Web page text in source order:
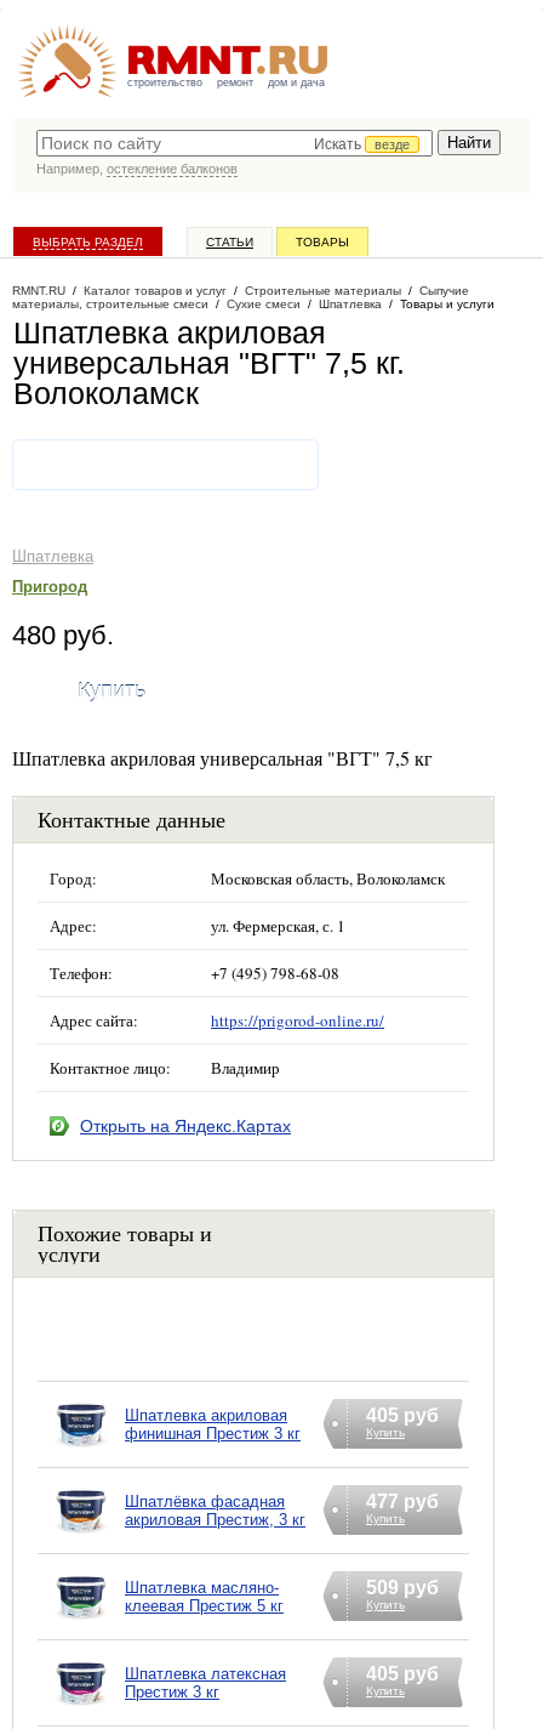
строительство ремонт дом и дача
Искать
везде
Например, остекление балконов
ВЫБРАТЬ РАЗДЕЛ СТАТЬИ ТОВАРЫ
RMNT.RU / Каталог товаров и услуг / Строительные материалы / Сыпучие
материалы, строительные смеси / Сухие смеси / Шпатлевка / Товары и услуги
Шпатлевка акриловая
универсальная "ВГТ" 7,5 кг.
Волоколамск
Шпатлевка
Пригород
480 руб.
Купить
Шпатлевка акриловая универсальная "ВГТ" 7,5 кг
Контактные данные
Город: Московская область, Волоколамск
Адрес: ул. Фермерская, с. 1
Телефон: +7 (495) 798-68-08
Адрес сайта: https://prigorod-online.ru/
Контактное лицо: Владимир
Открыть на Яндекс.Картах
Похожие товары и
услуги
Шпатлевка акриловая
финишная Престиж 3 кг
405 руб
Купить
Шпатлёвка фасадная
акриловая Престиж, 3 кг
477 руб
Купить
Шпатлевка масляно-
клеевая Престиж 5 кг
509 руб
Купить
Шпатлевка латексная
Престиж 3 кг
405 руб
Купить